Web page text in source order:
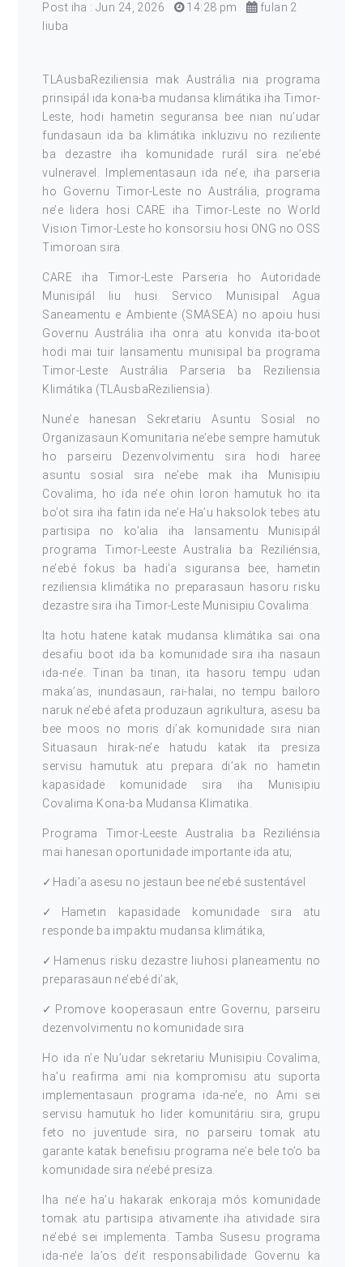
Post iha : Jun 24, 2026 14:28 pm
fulan 2
liuba
TLAusbaReziliensia mak Austrália nia programa
prinsipál ida kona-ba mudansa klimátika iha Timor-
Leste, hodi hametin seguransa bee nian nu’udar
fundasaun ida ba klimátika inkluzivu no reziliente
ba dezastre iha komunidade rurál sira neʼebé
vulneravel. Implementasaun ida ne’e, iha parseria
ho Governu Timor-Leste no Austrália, programa
ne’e lidera hosi CARE iha Timor-Leste no World
Vision Timor-Leste ho konsorsiu hosi ONG no OSS
Timoroan sira.
CARE iha Timor-Leste Parseria ho Autoridade
Munisipál liu husi Servico Munisipal Agua
Saneamentu e Ambiente (SMASEA) no apoiu husi
Governu Austrália iha onra atu konvida ita-boot
hodi mai tuir lansamentu munisipal ba programa
Timor-Leste Austrália Parseria ba Reziliensia
Klimátika (TLAusbaReziliensia).
Nune’e hanesan Sekretariu Asuntu Sosial no
Organizasaun Komunitaria ne’ebe sempre hamutuk
ho parseiru Dezenvolvimentu sira hodi haree
asuntu sosial sira ne’ebe mak iha Munisipiu
Covalima, ho ida ne’e ohin loron hamutuk ho ita
bo’ot sira iha fatin ida ne’e Ha’u haksolok tebes atu
partisipa no ko’alia iha lansamentu Munisipál
programa Timor-Leeste Australia ba Reziliénsia,
ne’ebé fokus ba hadi’a siguransa bee, hametin
reziliensia klimátika no preparasaun hasoru risku
dezastre sira iha Timor-Leste Munisipiu Covalima.
Ita hotu hatene katak mudansa klimátika sai ona
desafiu boot ida ba komunidade sira iha nasaun
ida-ne’e. Tinan ba tinan, ita hasoru tempu udan
maka’as, inundasaun, rai-halai, no tempu bailoro
naruk ne’ebé afeta produzaun agrikultura, asesu ba
bee moos no moris di’ak komunidade sıra nian
Situasaun hirak-ne’e hatudu katak ita presiza
servisu hamutuk atu prepara di’ak no hametin
kapasidade komunidade sira iha Munisipiu
Covalima Kona-ba Mudansa Klimatika.
Programa Timor-Leeste Australia ba Reziliénsia
mai hanesan oportunidade importante ida atu;
✓Hadi’a asesu no jestaun bee ne’ebé sustentável
✓Hametin kapasidade komunidade sira atu
responde ba impaktu mudansa klimátika,
✓Hamenus risku dezastre liuhosi planeamentu no
preparasaun ne’ebé di’ak,
✓Promove kooperasaun entre Governu, parseiru
dezenvolvimentu no komunidade sıra
Ho ida n’e Nu’udar sekretariu Munisipiu Covalima,
ha’u reafirma ami nia kompromisu atu suporta
implementasaun programa ida-ne’e, no Ami sei
servisu hamutuk ho lider komunitáriu sira, grupu
feto no juventude sira, no parseiru tomak atu
garante katak benefisiu programa ne’e bele to’o ba
komunidade sira ne’ebé presiza.
Iha ne’e ha’u hakarak enkoraja mós komunidade
tomak atu partisipa ativamente iha atividade sira
ne’ebé sei implementa. Tamba Susesu programa
ida-ne’e la’os de’it responsabilidade Governu ka